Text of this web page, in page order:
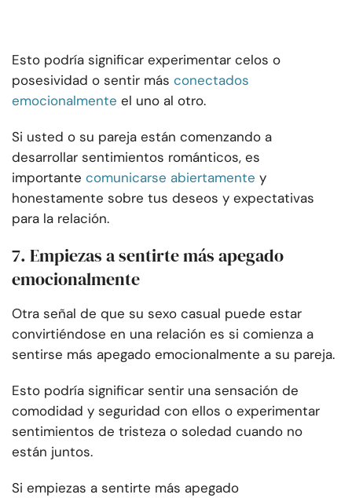
Esto podría significar experimentar celos o
posesividad o sentir más conectados
emocionalmente el uno al otro.
Si usted o su pareja están comenzando a
desarrollar sentimientos románticos, es
importante comunicarse abiertamente y
honestamente sobre tus deseos y expectativas
para la relación.
7. Empiezas a sentirte más apegado
emocionalmente
Otra señal de que su sexo casual puede estar
convirtiéndose en una relación es si comienza a
sentirse más apegado emocionalmente a su pareja.
Esto podría significar sentir una sensación de
comodidad y seguridad con ellos o experimentar
sentimientos de tristeza o soledad cuando no
están juntos.
Si empiezas a sentirte más apegado